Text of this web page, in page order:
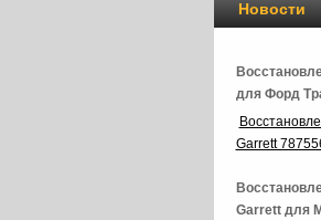
Новости
для Форд
Garrett
Garrett для